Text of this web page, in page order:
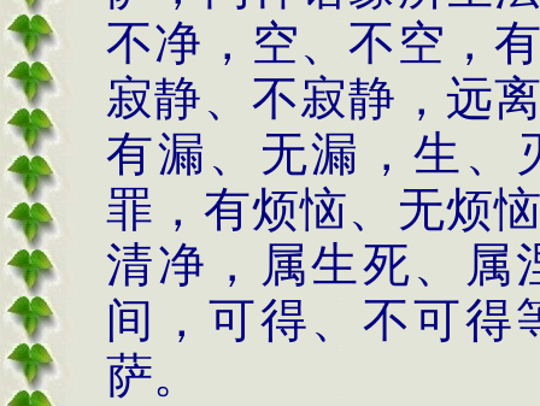
不净， 空、不空，
寂静、不寂静，远
有漏、无漏，生、
罪，有烦恼、无烦
清净，属生死、属
间，可得、不可得
萨。